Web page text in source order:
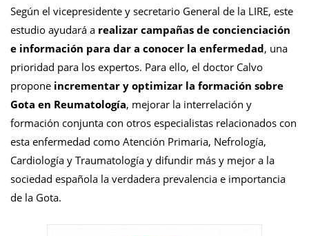
Según el vicepresidente y secretario General de la LIRE, este
estudio ayudará a realizar campañas de concienciación
e información para dar a conocer la enfermedad, una
prioridad para los expertos. Para ello, el doctor Calvo
propone incrementar y optimizar la formación sobre
Gota en Reumatología, mejorar la interrelación y
formación conjunta con otros especialistas relacionados con
esta enfermedad como Atención Primaria, Nefrología,
Cardiología y Traumatología y difundir más y mejor a la
sociedad española la verdadera prevalencia e importancia
de la Gota.